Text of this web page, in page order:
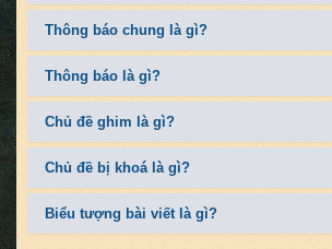
Thông báo chung là gì?
Thông báo là gì?
Chủ đề ghim là gì?
Chủ đề bị khoá là gì?
Biểu tượng bài viết là gì?